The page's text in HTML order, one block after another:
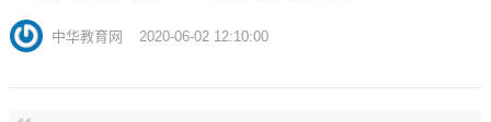
中华教育网 2020-06-02 12:10:00